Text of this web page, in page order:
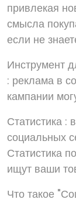
привлекая
смысла
если не
Инструмент
: реклама в
кампании
Статистика :
социальных
Статистика
ищут ваши
Что такое